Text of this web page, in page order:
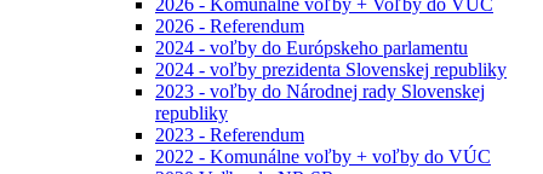
2026 - Komunálne voľby + Voľby do VÚC
2026 - Referendum
2024 - voľby do Európskeho parlamentu
2024 - voľby prezidenta Slovenskej republiky
2023 - voľby do Národnej rady Slovenskej
republiky
2023 - Referendum
2022 - Komunálne voľby + voľby do VÚC